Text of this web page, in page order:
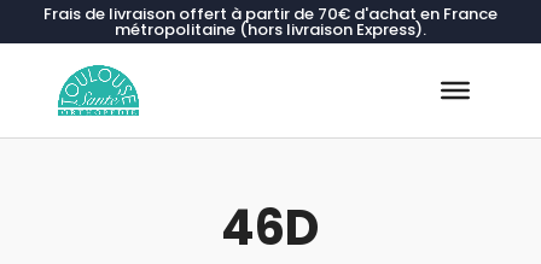
Frais de livraison offert à partir de 70€ d'achat en France
métropolitaine (hors livraison Express).
46D